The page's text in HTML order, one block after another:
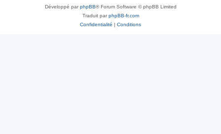
Développé parphpBB® Forum Software © phpBB Limited
Traduit parphpBB-fr.com
Confidentialité | Conditions